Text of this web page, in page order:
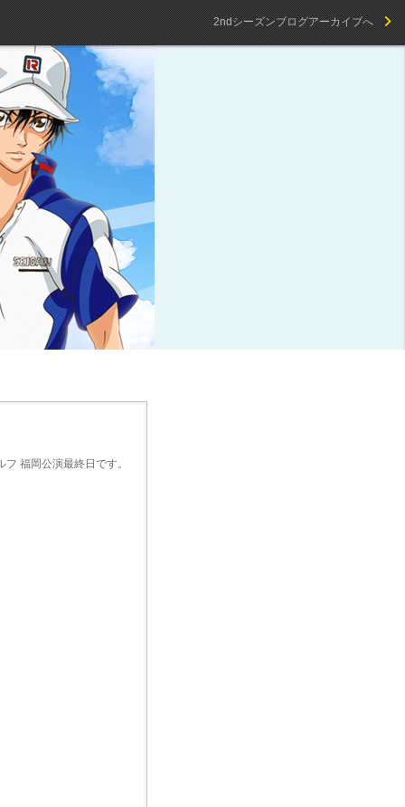
2ndシーズンブログアーカイブへ
福岡公演最終日です。